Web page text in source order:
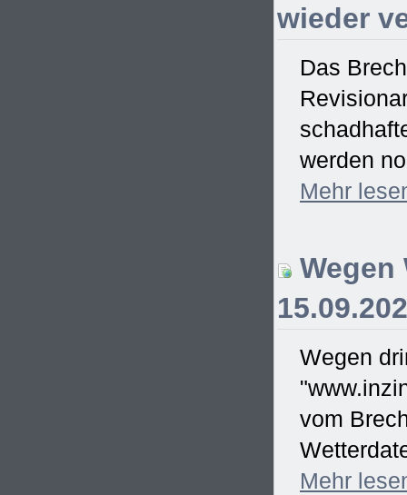
wieder
Das
werden
Mehr
Wegen
vom
Mehr